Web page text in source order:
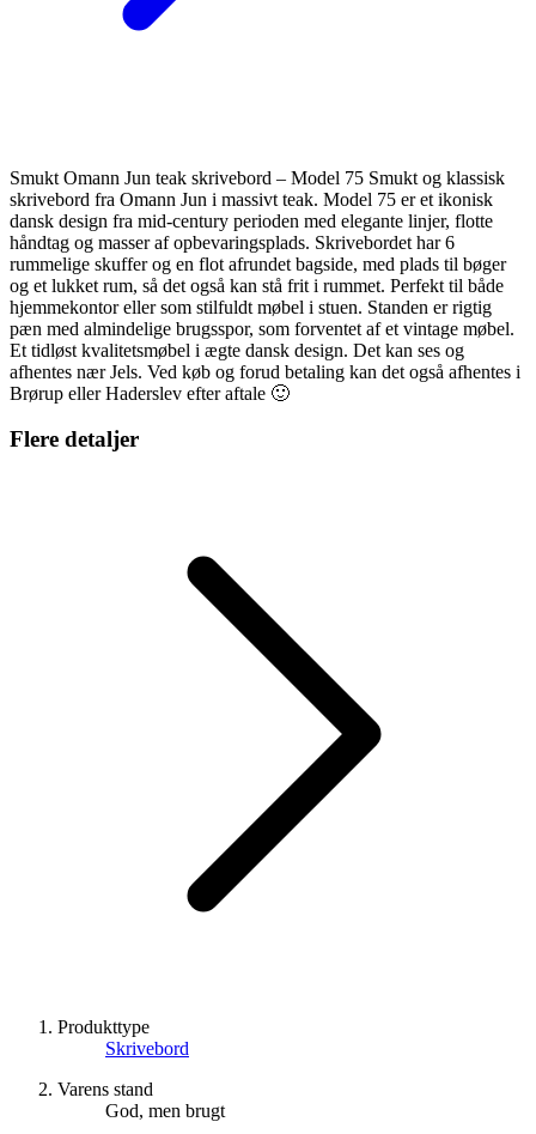
Smukt Omann Jun teak skrivebord – Model 75 Smukt og klassisk
skrivebord fra Omann Jun i massivt teak. Model 75 er et ikonisk
dansk design fra mid-century perioden med elegante linjer, flotte
håndtag og masser af opbevaringsplads. Skrivebordet har 6
rummelige skuffer og en flot afrundet bagside, med plads til bøger
og et lukket rum, så det også kan stå frit i rummet. Perfekt til både
hjemmekontor eller som stilfuldt møbel i stuen. Standen er rigtig
pæn med almindelige brugsspor, som forventet af et vintage møbel.
Et tidløst kvalitetsmøbel i ægte dansk design. Det kan ses og
afhentes nær Jels. Ved køb og forud betaling kan det også afhentes i
Brørup eller Haderslev efter aftale 🙂
Flere detaljer
Produkttype
Skrivebord
Varens stand
God, men brugt